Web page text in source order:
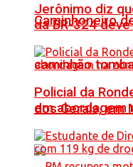
Caminhoneiro
caminhão
dos Gerais, em
Jerônimo diz
da BR-324
Policial da
em abordagem